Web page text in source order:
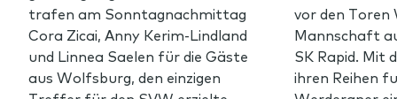
trafen am Sonntagnachmittag
Cora Zicai, Anny Kerim-Lindland
und Linnea Saelen für die Gäste
aus Wolfsburg, den einzigen
vor den Toren
Mannschaft
SK Rapid. Mit
ihren Reihen